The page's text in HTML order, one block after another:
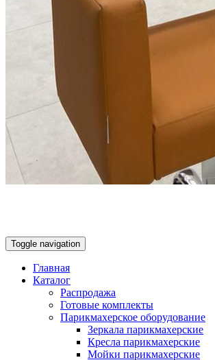
Toggle navigation
Главная
Каталог
Распродажа
Готовые комплекты
Парикмахерское оборудование
Зеркала парикмахерские
Кресла парикмахерские
Мойки парикмахерские